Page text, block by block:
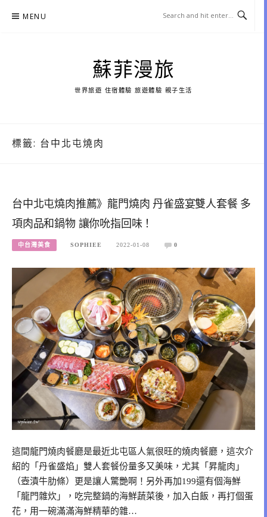
MENU
蘇菲漫旅
世界旅遊 住宿體驗 旅遊體驗 親子生活
標籤: 台中北屯燒肉
台中北屯燒肉推薦》龍門燒肉 丹雀盛宴雙人套餐 多
項肉品和鍋物 讓你吮指回味！
中台灣美食 SOPHIEE 2022-01-08 0
這間龍門燒肉餐廳是最近北屯區人氣很旺的燒肉餐廳，這次介
紹的「丹雀盛焰」雙人套餐份量多又美味，尤其「昇龍肉」
（壺漬牛肋條）更是讓人驚艷啊！另外再加199還有個海鮮
「龍門雜炊」，吃完整鍋的海鮮蔬菜後，加入白飯，再打個蛋
花，用一碗滿滿海鮮精華的雜…